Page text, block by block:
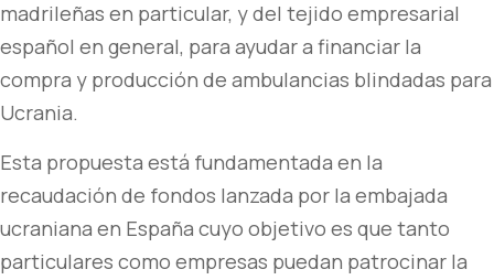
madrileñas en particular, y del tejido empresarial
español en general, para ayudar a financiar la
compra y producción de ambulancias blindadas para
Ucrania.
Esta propuesta está fundamentada en la
recaudación de fondos lanzada por la embajada
ucraniana en España cuyo objetivo es que tanto
particulares como empresas puedan patrocinar la